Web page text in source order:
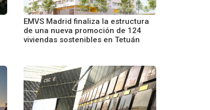
EMVS Madrid finaliza la estructura
de una nueva promoción de 124
viviendas sostenibles en Tetuán